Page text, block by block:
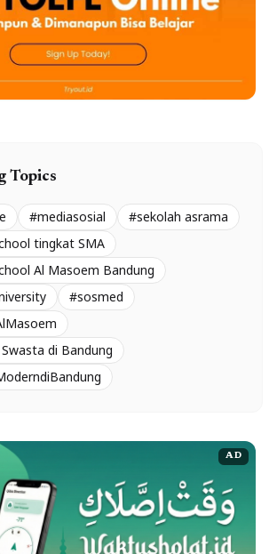
Topics
#mediasosial
#sekolah asrama
tingkat SMA
Al Masoem Bandung
#sosmed
di Bandung
AD